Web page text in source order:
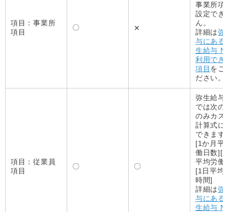
項目：事業所
項目
〇 ✕
事業所項
設定でき
ん。
詳細は弥
与にある
生給与
利用でき
項目 をご
ださい。
項目：従業員
項目
〇 〇
弥生給与
では次の
のみカス
計算式に
できます
[1か月平
働日数
平均労働
[1日平均
時間]
詳細は弥
与にある
生給与